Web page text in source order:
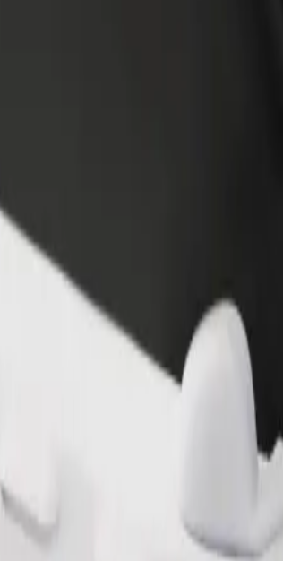
Park? Zapoznaj się z naszymi